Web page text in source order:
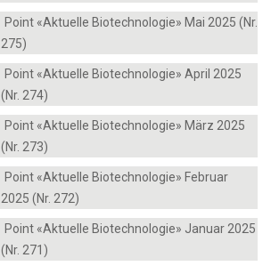
Point «Aktuelle Biotechnologie» Mai 2025 (Nr.
275)
Point «Aktuelle Biotechnologie» April 2025
(Nr. 274)
Point «Aktuelle Biotechnologie» März 2025
(Nr. 273)
Point «Aktuelle Biotechnologie» Februar
2025 (Nr. 272)
Point «Aktuelle Biotechnologie» Januar 2025
(Nr. 271)